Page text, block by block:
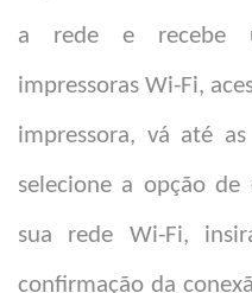
a rede e recebe
impressoras Wi-Fi,
impressora, vá até
selecione a opção de
sua rede Wi-Fi,
confirmação da